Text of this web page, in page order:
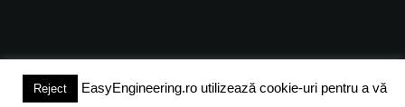
(c) 2024 - FineEngineeringMagazine. All rights reserved.
Reject
EasyEngineering.ro utilizează cookie-uri pentru a vă